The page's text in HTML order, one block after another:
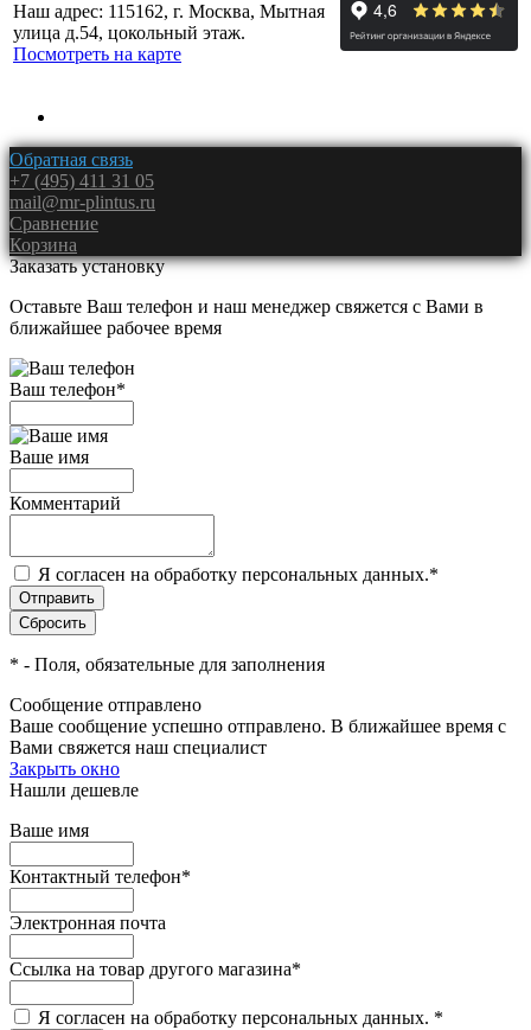
Наш адрес: 115162, г. Москва, Мытная
улица д.54, цокольный этаж.
Посмотреть на карте
Обратная связь
+7 (495) 411 31 05
mail@mr-plintus.ru
Сравнение
Корзина
Заказать установку
Оставьте Ваш телефон и наш менеджер свяжется с Вами в
ближайшее рабочее время
Ваш телефон*
Ваше имя
Комментарий
Я согласен на обработку персональных данных.*
* - Поля, обязательные для заполнения
Сообщение отправлено
Ваше сообщение успешно отправлено. В ближайшее время с
Вами свяжется наш специалист
Закрыть окно
Нашли дешевле
Ваше имя
Контактный телефон*
Электронная почта
Ссылка на товар другого магазина*
Я согласен на обработку персональных данных. *